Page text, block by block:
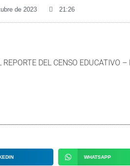
de 2023 21:26
DEL CENSO EDUCATIVO
WHATSAPP